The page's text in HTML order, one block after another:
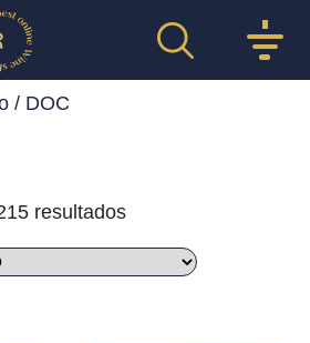
/ DOC
resultados